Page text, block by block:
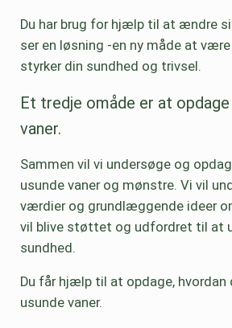
Du har brug for hjælp til at ændre
ser en løsning -en ny måde at
styrker din sundhed og trivsel.
Et tredje omåde er at
vaner.
Sammen vil vi undersøge og
usunde vaner og mønstre. Vi vil
værdier og grundlæggende ideer
vil blive støttet og udfordret til at
sundhed.
Du får hjælp til at opdage,
usunde vaner.